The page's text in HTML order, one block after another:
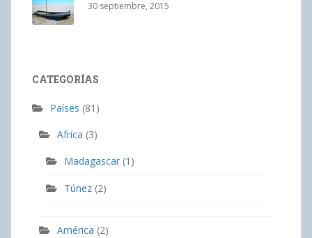
30 septiembre, 2015
CATEGORÍAS
Países (81)
Africa (3)
Madagascar (1)
Túnez (2)
América (2)